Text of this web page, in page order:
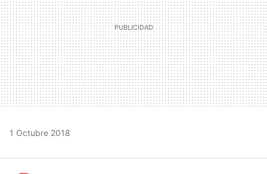
1 Octubre 2018